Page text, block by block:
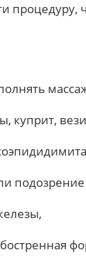
процедуру,
куприт,